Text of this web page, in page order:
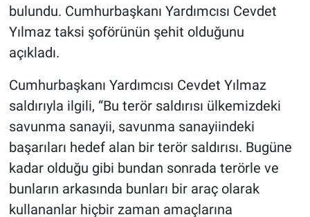
bulundu. Cumhurbaşkanı Yardımcısı Cevdet
Yılmaz taksi şoförünün şehit olduğunu
açıkladı.
Cumhurbaşkanı Yardımcısı Cevdet Yılmaz
saldırıyla ilgili, “Bu terör saldırısı ülkemizdeki
savunma sanayii, savunma sanayiindeki
başarıları hedef alan bir terör saldırısı. Bugüne
kadar olduğu gibi bundan sonrada terörle ve
bunların arkasında bunları bir araç olarak
kullananlar hiçbir zaman amaçlarına
İlan
Kimdir
Koronavirüs
Kültür Sanat
Ne demişti
Nedir